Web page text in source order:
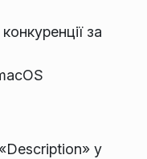
за
у